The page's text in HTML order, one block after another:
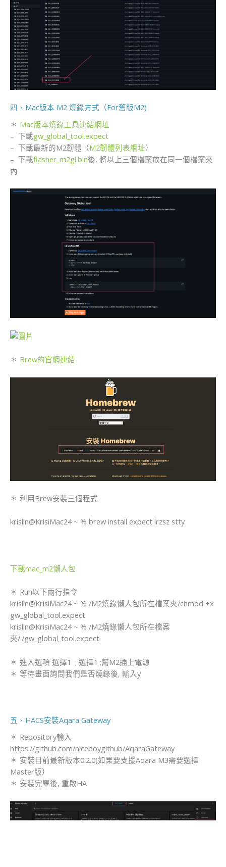
四、Mac版本 M2 燒錄方式（For舊版M2)
＊ Mac版本燒錄工具連結網址
– 下載gw_global_tool.expect
– 下載最新的M2韌體（M2韌體列表網址）
– 下載flasher_m2gl.bin後, 將以上三個檔案放在同一個檔案夾
內
＊ Brew的官網連結
＊ 利用Brew安裝三個程式
krislin@KrisiMac24 ~ % brew install expect lrzsz stty
下載mac_m2懶人包
＊ Run以下兩行指令
​krislin@KrisiMac24 ~ % /M2燒錄懶人包所在檔案夾/chmod +x
gw_global_tool.expect
​krislin@KrisiMac24 ~ % /M2燒錄懶人包所在檔案
夾/./gw_global_tool.expect
＊ 進入選項 選擇1 ; 選擇1 ;幫M2插上電源
＊ 等待畫面詢問我們是否燒錄後, 輸入y
五、HACS安裝Aqara Gateway
＊ Repository輸入 ​
https://github.com/niceboygithub/AqaraGateway
＊ 安裝目前最新版本0.2.0(如果要支援Aqara M3需要選擇
Master版）
​＊ 安裝完畢後, 重啟HA